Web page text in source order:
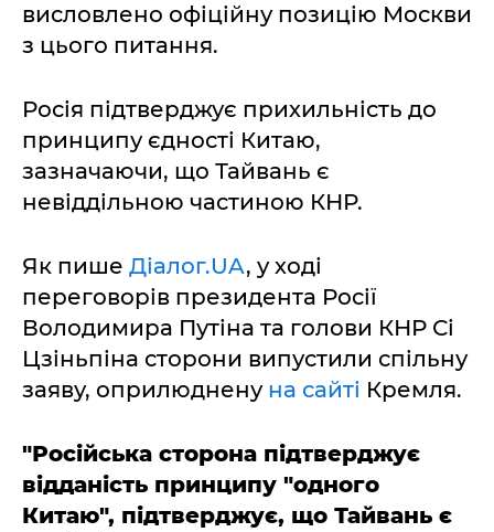
висловлено офіційну позицію Москви
з цього питання.
Росія підтверджує прихильність до
принципу єдності Китаю,
зазначаючи, що Тайвань є
невіддільною частиною КНР.
Як пише Діалог.UA, у ході
переговорів президента Росії
Володимира Путіна та голови КНР Сі
Цзіньпіна сторони випустили спільну
заяву, оприлюднену на сайті Кремля.
"Російська сторона підтверджує
відданість принципу "одного
Китаю", підтверджує, що Тайвань є